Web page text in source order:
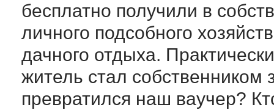
бесплатно получили в
личного подсобного
дачного отдыха.
житель стал
превратился наш ваучер?